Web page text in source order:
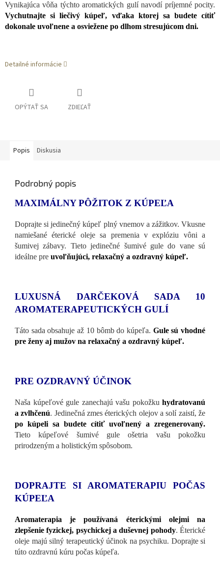
Vynikajúca vôňa týchto aromatických gulí navodí príjemné pocity.
Vychutnajte si liečivý kúpeľ, vďaka ktorej sa budete cítiť
dokonale uvoľnene a osviežene po dlhom stresujúcom dni.
Detailné informácie
OPÝTAŤ SA ZDIEĽAŤ
Popis Diskusia
Podrobný popis
MAXIMÁLNY PÔŽITOK Z KÚPEĽA
Doprajte si jedinečný kúpeľ plný vnemov a zážitkov. Vkusne
namiešané éterické oleje sa premenia v explóziu vôni a
šumivej zábavy. Tieto jedinečné šumivé gule do vane sú
ideálne pre uvoľňujúci, relaxačný a ozdravný kúpeľ.
LUXUSNÁ DARČEKOVÁ SADA 10
AROMATERAPEUTICKÝCH GULÍ
Táto sada obsahuje až 10 bômb do kúpeľa. Gule sú vhodné
pre ženy aj mužov na relaxačný a ozdravný kúpeľ.
PRE OZDRAVNÝ ÚČINOK
Naša kúpeľové gule zanechajú vašu pokožku hydratovanú
a zvlhčenú. Jedinečná zmes éterických olejov a solí zaistí, že
po kúpeli sa budete cítiť uvoľnený a zregenerovaný.
Tieto kúpeľové šumivé gule ošetria vašu pokožku
prirodzeným a holistickým spôsobom.
DOPRAJTE SI AROMATERAPIU POČAS
KÚPEĽA
Aromaterapia je používaná éterickými olejmi na
zlepšenie fyzickej, psychickej a duševnej pohody. Éterické
oleje majú silný terapeutický účinok na psychiku. Doprajte si
túto ozdravnú kúru počas kúpeľa.